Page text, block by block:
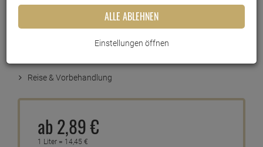
Artikel-Nummer:10011948
Reise & Vorbehandlung
ab 2,89€
1 Liter = 14,45 €
ALLE ABLEHNEN
Einstellungen öffnen